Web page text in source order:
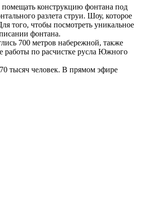
помещать конструкцию фонтана под
разлета струи. Шоу, которое
того, чтобы посмотреть уникальное
фонтана.
700 метров набережной, также
работы по расчистке русла Южного
тысяч человек. В прямом эфире